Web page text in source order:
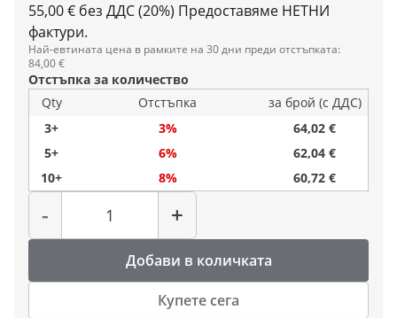
55,00 € без ДДС (20%) Предоставяме НЕТНИ
фактури.
Най-евтината цена в рамките на 30 дни преди отстъпката:
84,00 €
Отстъпка за количество
Qty
Отстъпка
за брой (с ДДС)
3+
3%
64,02 €
5+
6%
62,04 €
10+
8% 60,72 €
-
Количество
+
Добави в количката
Купете сега